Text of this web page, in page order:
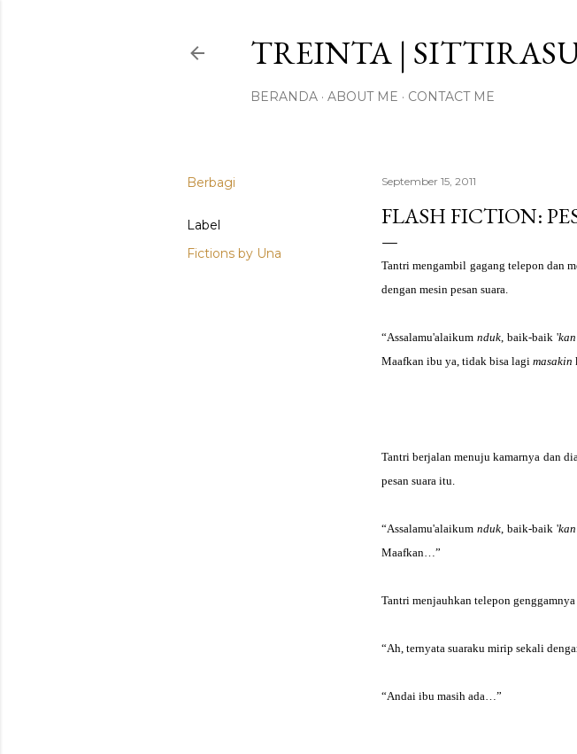
TREINTA |
BERANDA ABOUT ME CONTACT ME
Berbagi
Label
Fictions by Una
September 15, 2011
FLASH FICTION:
Tantri mengambil gagang telepon dan
dengan mesin pesan suara.
“Assalamu'alaikumnduk, baik-baik 'kan
Maafkan ibu ya, tidak bisa lagi masakin
Tantri berjalan menuju kamarnya dan
pesan suara itu.
“Assalamu'alaikumnduk, baik-baik 'kan
Maafkan…”
Tantri menjauhkan telepon
“Ah, ternyata suaraku mirip sekali
“Andai ibu masih ada…”